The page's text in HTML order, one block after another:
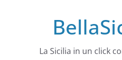
La Sicilia in un click